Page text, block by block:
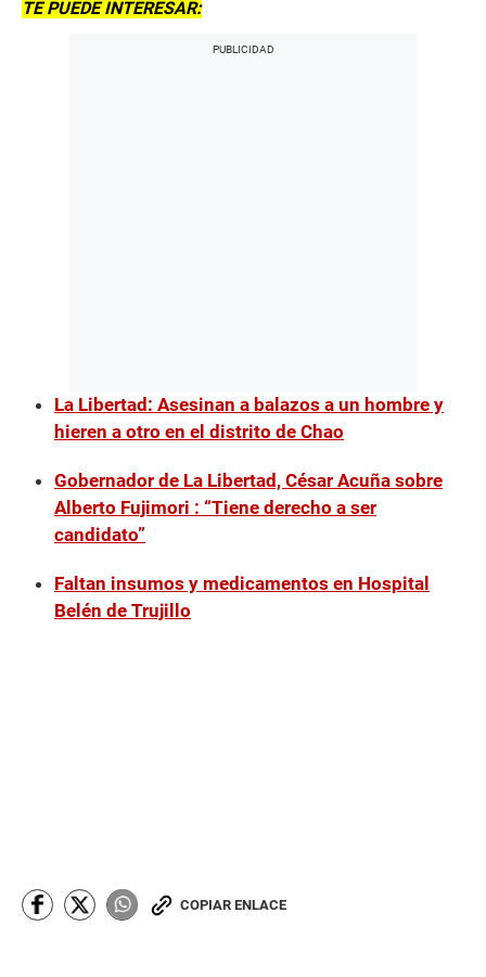
TE PUEDE INTERESAR:
La Libertad: Asesinan a balazos a un hombre y
hieren a otro en el distrito de Chao
Gobernador de La Libertad, César Acuña sobre
Alberto Fujimori : “Tiene derecho a ser
candidato”
Faltan insumos y medicamentos en Hospital
Belén de Trujillo
COPIAR ENLACE